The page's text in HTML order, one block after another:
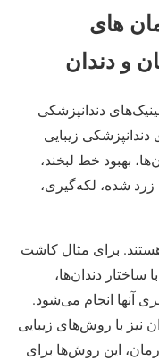
های
و دندان
دندانپزشکی
زیبایی
بهبود خط لبخند،
شده، لکه‌گیری،
برای مثال کاشت
ساختار دندان‌ها،
آنها انجام می‌شود.
نیز با روش‌های زیبایی
این روش‌ها برای